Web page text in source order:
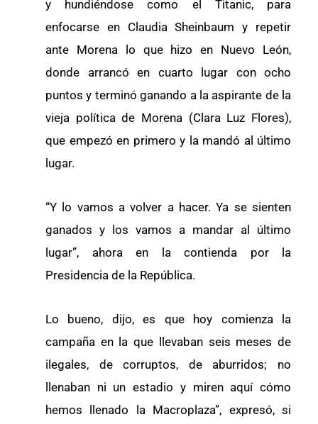
y hundiéndose como el Titanic, para
enfocarse en Claudia Sheinbaum y repetir
ante Morena lo que hizo en Nuevo León,
donde arrancó en cuarto lugar con ocho
puntos y terminó ganando a la aspirante de la
vieja política de Morena (Clara Luz Flores),
que empezó en primero y la mandó al último
lugar.
“Y lo vamos a volver a hacer. Ya se sienten
ganados y los vamos a mandar al último
lugar”, ahora en la contienda por la
Presidencia de la República.
Lo bueno, dijo, es que hoy comienza la
campaña en la que llevaban seis meses de
ilegales, de corruptos, de aburridos; no
llenaban ni un estadio y miren aquí cómo
hemos llenado la Macroplaza”, expresó, si